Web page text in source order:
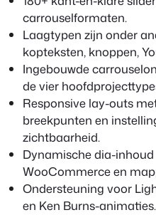
carrouselformaten.
Laagtypen zijn onder
kopteksten, knoppen,
Ingebouwde
de vier
Responsive lay-outs
breekpunten en
zichtbaarheid.
Dynamische dia-
WooCommerce en
Ondersteuning voor
en Ken Burns-animaties.